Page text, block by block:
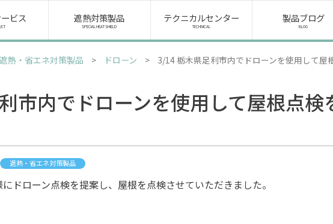
製品・サービス
化成品
樹脂原料・成形設備
包装資材・機器
商品カタログ
製品ブログ
採用情報
先輩社員イン
矢野の働く環
矢野テク
染殿
ビス 遮熱対策製品
SPECIAL HEAT SHIELD
テクニカルセンター
TECHNICAL
製品ブログ
BLOG
遮熱・省エネ対策製品 > ドローン > 3/14 栃木県足利市内でドローンを使用して屋
市内でドローンを使用して屋根点検
遮熱・省エネ対策製品
ドローン点検を提案し、屋根を点検させていただきました。